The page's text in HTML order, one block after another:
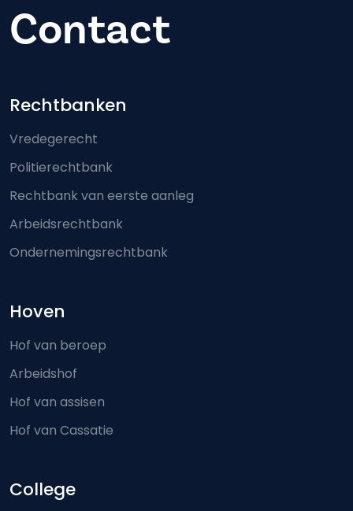
Contact
Footer-menu
Rechtbanken
Vredegerecht
Politierechtbank
Rechtbank van eerste aanleg
Arbeidsrechtbank
Ondernemingsrechtbank
Hoven
Hof van beroep
Arbeidshof
Hof van assisen
Hof van Cassatie
College